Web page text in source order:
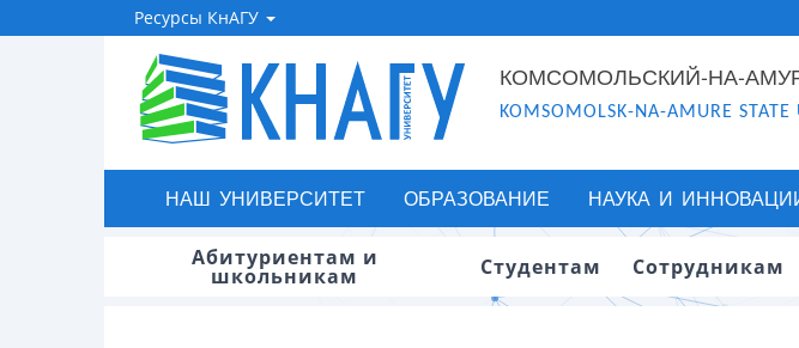
Ресурсы КнАГУ
КОМСОМОЛЬСКИЙ-НА-
KOMSOMOLSK-NA-AMURE STATE
НАШ УНИВЕРСИТЕТ ОБРАЗОВАНИЕ НАУКА И
Абитуриентам и
школьникам Студентам Сотрудникам